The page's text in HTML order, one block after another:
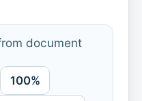
document
100%